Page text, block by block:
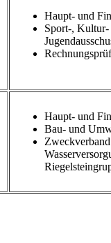
Haupt- und
Sport-, Kultur-
Haupt- und
Bau- und